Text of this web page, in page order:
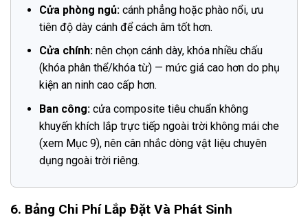
Cửa phòng ngủ:cánh phẳng hoặc phào nổi, ưu
tiên độ dày cánh để cách âm tốt hơn.
Cửa chính:nên chọn cánh dày, khóa nhiều chấu
(khóa phân thể/khóa từ) — mức giá cao hơn do phụ
kiện an ninh cao cấp hơn.
Ban công:cửa composite tiêu chuẩn không
khuyến khích lắp trực tiếp ngoài trời không mái che
(xem Mục 9), nên cân nhắc dòng vật liệu chuyên
dụng ngoài trời riêng.
6. Bảng Chi Phí Lắp Đặt Và Phát Sinh